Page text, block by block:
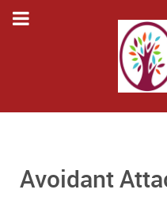
Avoidant